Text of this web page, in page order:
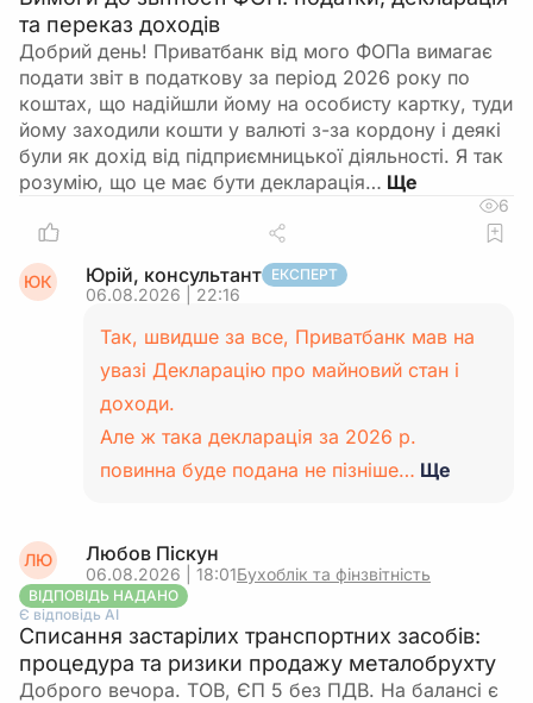
та переказ доходів
Добрий день! Приватбанк від мого ФОПа вимагає
подати звіт в податкову за період 2026 року по
коштах, що надійшли йому на особисту картку, туди
йому заходили кошти у валюті з-за кордону і деякі
були як дохід від підприємницької діяльності. Я так
розумію, що це має бути декларація…
6
ЮК Юрій, консультант ЕКСПЕРТ
06.08.2026 | 22:16
Так, швидше за все, Приватбанк мав на
увазі Декларацію про майновий стан і
доходи.
Але ж така декларація за 2026 р.
повинна буде подана не пізніше… Ще
ЛЮ Любов Піскун
06.08.2026 | 18:01Бухоблік та фінзвітність
ВІДПОВІДЬ НАДАНО
Є відповідь АІ
Списання застарілих транспортних засобів:
процедура та ризики продажу металобрухту
Доброго вечора. ТОВ, ЄП 5 без ПДВ. На балансі є